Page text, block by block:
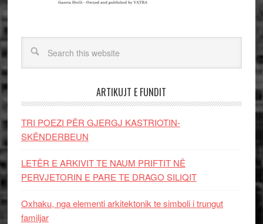
ARTIKUJT E FUNDIT
TRI POEZI PËR GJERGJ KASTRIOTIN-
SKËNDERBEUN
LETËR E ARKIVIT TE NAUM PRIFTIT NË
PERVJETORIN E PARE TE DRAGO SILIQIT
Oxhaku, nga elementi arkitektonik te simboli i trungut
familjar